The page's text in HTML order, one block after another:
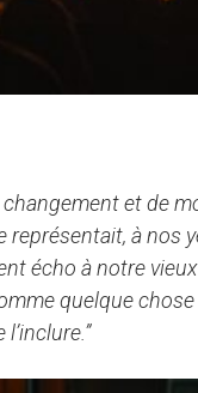
et de
à nos
écho à notre
quelque